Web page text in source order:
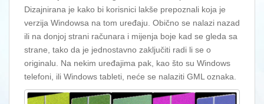
Dizajnirana je kako bi korisnici lakše prepoznali koja je
verzija Windowsa na tom uređaju. Obično se nalazi nazad
ili na donjoj strani računara i mijenja boje kad se gleda sa
strane, tako da je jednostavno zaključiti radi li se o
originalu. Na nekim uređajima pak, kao što su Windows
telefoni, ili Windows tableti, neće se nalaziti GML oznaka.